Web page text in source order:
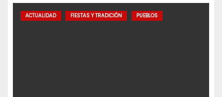
ACTUALIDAD FIESTAS Y TRADICIÓN PUEBLOS